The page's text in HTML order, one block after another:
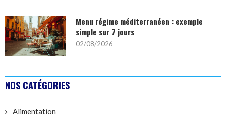
Menu régime méditerranéen : exemple
simple sur 7 jours
02/08/2026
NOS CATÉGORIES
Alimentation